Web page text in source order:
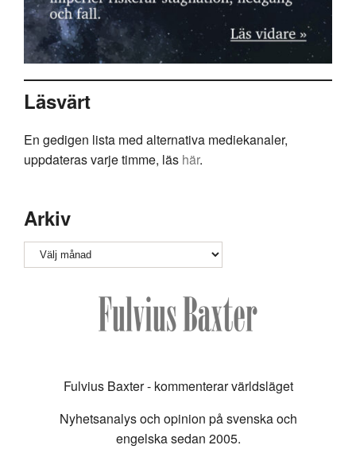
Läsvärt
En gedigen lista med alternativa mediekanaler,
uppdateras varje timme, läs här.
Arkiv
Arkiv
Fulvius Baxter - kommenterar världsläget
Nyhetsanalys och opinion på svenska och
engelska sedan 2005.